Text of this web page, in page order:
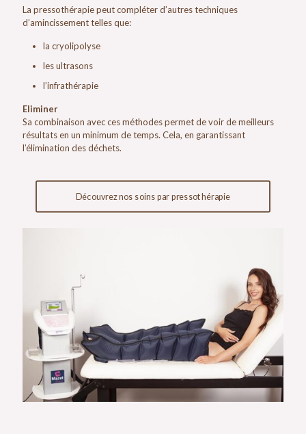
La pressothérapie peut compléter d’autres techniques
d’amincissement telles que:
la cryolipolyse
les ultrasons
l’infrathérapie
Eliminer
Sa combinaison avec ces méthodes permet de voir de meilleurs
résultats en un minimum de temps. Cela, en garantissant
l’élimination des déchets.
Découvrez nos soins par pressothérapie